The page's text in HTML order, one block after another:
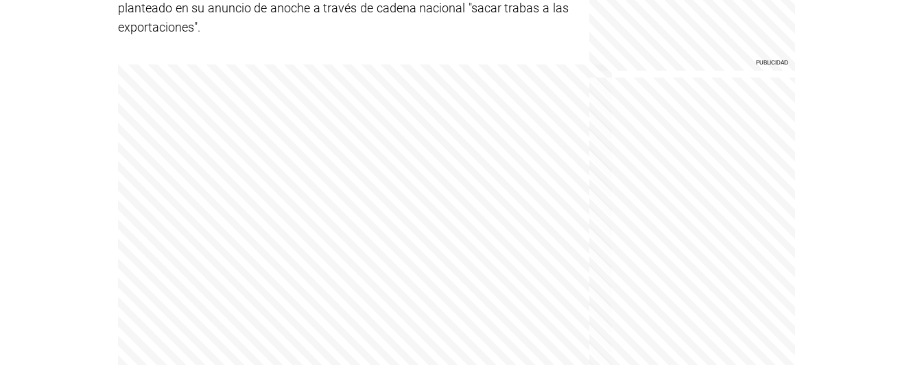
planteado en su anuncio de anoche a través de cadena nacional "sacar trabas a las
exportaciones".